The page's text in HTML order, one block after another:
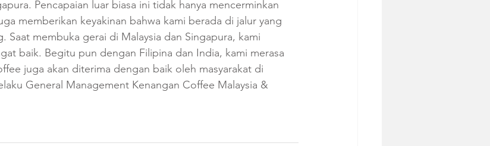
Pencapaian luar biasa ini tidak hanya mencerminkan
memberikan keyakinan bahwa kami berada di jalur yang
membuka gerai di Malaysia dan Singapura, kami
baik. Begitu pun dengan Filipina dan India, kami merasa
juga akan diterima dengan baik oleh masyarakat di
General Management Kenangan Coffee Malaysia &